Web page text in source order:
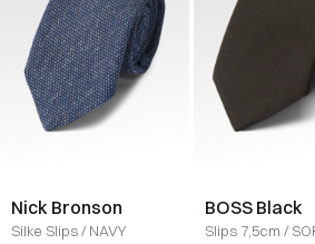
Nick Bronson
Silke Slips/ NAVY
BOSS Black
Slips 7,5cm /